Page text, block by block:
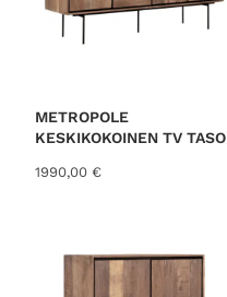
b
e
METROPOLE
KESKIKOKOINEN TV TASO
1990,00 €